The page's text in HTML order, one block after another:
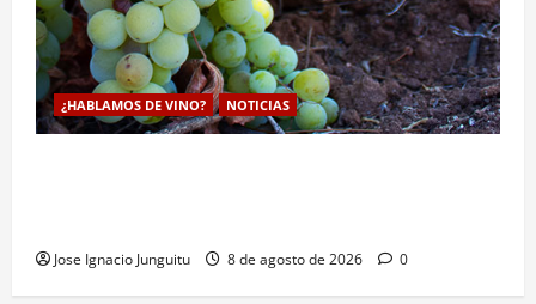
¿HABLAMOS DE VINO? NOTICIAS
Jose Ignacio Junguitu 8 de agosto de 2026 0